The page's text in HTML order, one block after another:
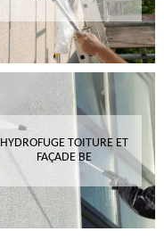
HYDROFUGE TOITURE ET
FAÇADE BE